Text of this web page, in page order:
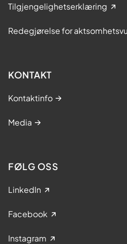
Tilgjengelighetserklæring
Redegjørelse for
KONTAKT
Kontaktinfo
Media
FØLG OSS
LinkedIn
Facebook
Instagram